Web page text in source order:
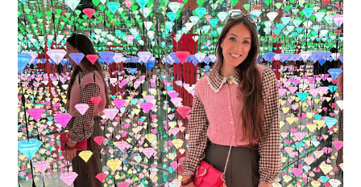
16 JAAR SPRINKLES ON A CUPCAKE
Vandaag is het weer zo’n moment waarop ik even bewust op de
pauzeknop duw, want Sprinkles on a Cupcake bestaat 16 jaar. Zestien.
Dat blijft ...